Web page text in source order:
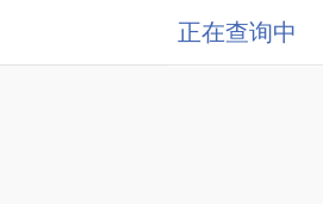
正在查询中